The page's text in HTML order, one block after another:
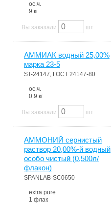
ос.ч.
9 кг
Вы заказали шт
АММИАК водный 25,00%
марка 23-5
ST-24147, ГОСТ 24147-80
ос.ч.
0.9 кг
Вы заказали шт
АММОНИЙ сернистый
раствор 20,00%-й водный
особо чистый (0,500л/
флакон)
SPANLAB-SC0650
extra pure
1 флак